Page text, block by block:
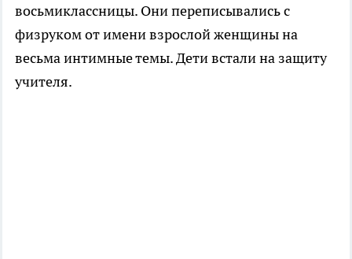
восьмиклассницы. Они переписывались с
физруком от имени взрослой женщины на
весьма интимные темы. Дети встали на защиту
учителя.